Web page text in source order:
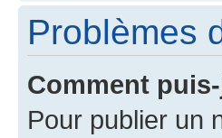
Problèmes
Comment
Pour publier un